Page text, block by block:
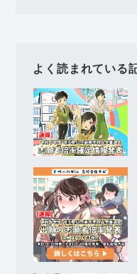
よく読まれている